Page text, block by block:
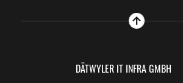
DÄTWYLER IT INFRA GMBH